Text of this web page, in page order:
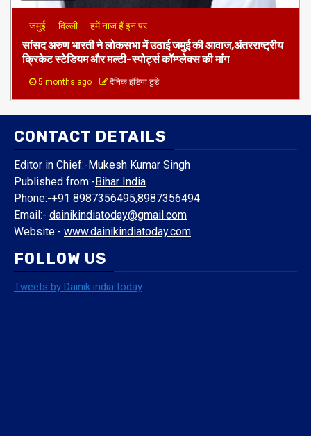
जमुई दिल्ली हमें नाज हैं इन पर
​सांसद अरुण भारती ने लोकसभा में उठाई जमुई की आवाज,अंतरराष्ट्रीय
क्रिकेट स्टेडियम और मल्टी-स्पोर्ट्स कॉम्प्लेक्स की मांग
5 months ago दैनिक इंडिया टुडे
CONTACT DETAILS
Editor in Chief:-Mukesh Kumar Singh
Published from:-Bihar India
Phone:-+91 8987356495,8987356494
Email:- dainikindiatoday@gmail.com
Website:- www.dainikindiatoday.com
FOLLOW US
Tweets by Dainik india today